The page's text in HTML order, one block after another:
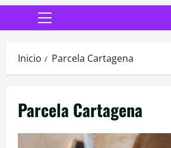
Menú
Inicio Parcela Cartagena
Parcela Cartagena